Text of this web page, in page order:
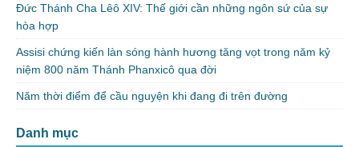
Đức Thánh Cha Lêô XIV: Thế giới cần những ngôn sứ của sự
hòa hợp
Assisi chứng kiến làn sóng hành hương tăng vọt trong năm kỷ
niệm 800 năm Thánh Phanxicô qua đời
Năm thời điểm để cầu nguyện khi đang đi trên đường
Danh mục